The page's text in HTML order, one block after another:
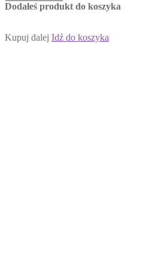
Dodałeś produkt do koszyka
Kupuj dalej Idź do koszyka